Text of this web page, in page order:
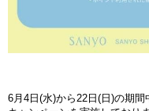
6月4日(水)から22日(日)の期